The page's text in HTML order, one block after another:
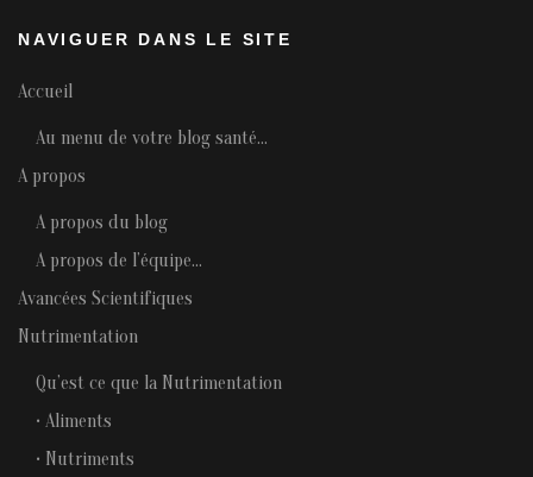
NAVIGUER DANS LE SITE
Accueil
Au menu de votre blog santé…
A propos
A propos du blog
A propos de l’équipe…
Avancées Scientifiques
Nutrimentation
Qu’est ce que la Nutrimentation
• Aliments
• Nutriments